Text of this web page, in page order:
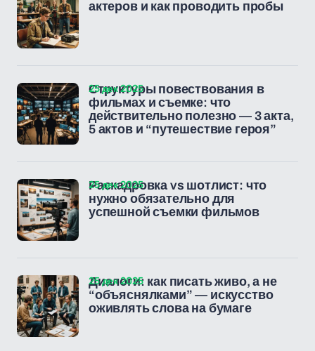
актеров и как проводить пробы
Структуры повествования в
фильмах и съемке: что
действительно полезно — 3 акта,
5 актов и “путешествие героя”
25 дек 2025
Раскадровка vs шотлист: что
нужно обязательно для
успешной съемки фильмов
25 дек 2025
Диалоги: как писать живо, а не
“объяснялками” — искусство
оживлять слова на бумаге
25 дек 2025